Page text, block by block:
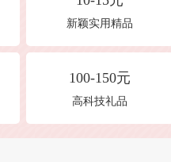
新颖实用精品
100-150元
高科技礼品